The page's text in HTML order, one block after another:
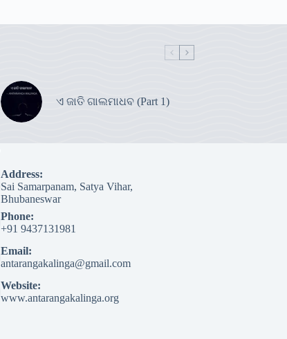
ଏ ଜାତି ଗାଲମାଧବ (Part 1)
Address:
Sai Samarpanam, Satya Vihar,
Bhubaneswar
Phone:
+91 9437131981
Email:
antarangakalinga@gmail.com
Website:
www.antarangakalinga.org